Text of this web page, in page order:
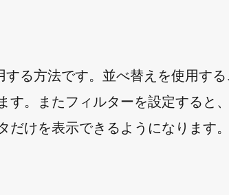
る方法です。並べ替えを使用す
す。またフィルターを設定すると
だけを表示できるようになります